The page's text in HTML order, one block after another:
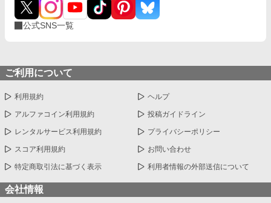
公式SNS一覧
ご利用について
利用規約 ヘルプ
アルファコイン利用規約 投稿ガイドライン
レンタルサービス利用規約 プライバシーポリシー
スコア利用規約 お問い合わせ
特定商取引法に基づく表示 利用者情報の外部送信について
会社情報